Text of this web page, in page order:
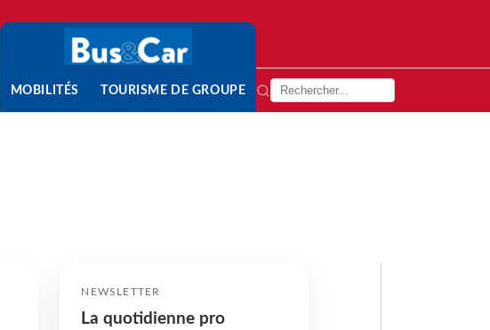
MOBILITÉS TOURISME DE GROUPE
NEWSLETTER
La quotidienne pro